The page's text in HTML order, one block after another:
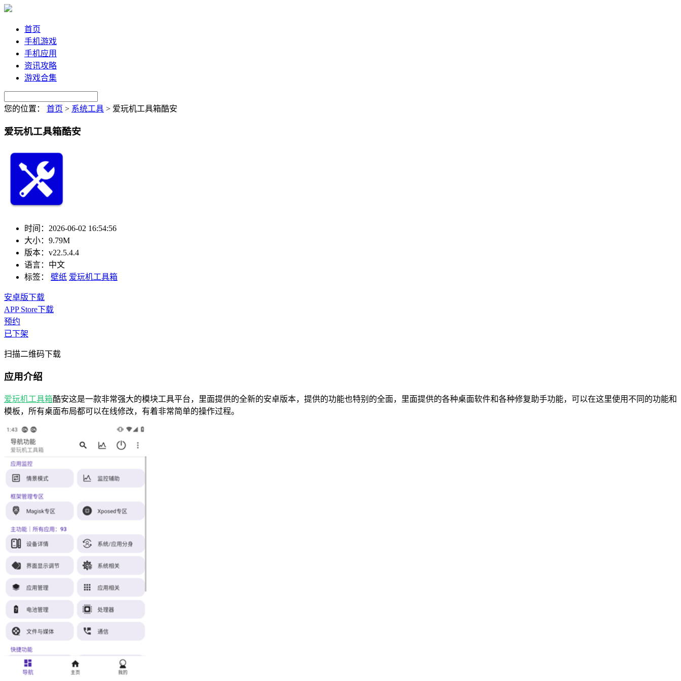
首页
手机游戏
手机应用
资讯攻略
游戏合集
您的位置： 首页 > 系统工具 > 爱玩机工具箱酷安
爱玩机工具箱酷安
时间： 2026-06-02 16:54:56
大小： 9.79M
版本： v22.5.4.4
语言： 中文
标签：
壁纸 爱玩机工具箱
安卓版下载
APP Store下载
预约
已下架
扫描二维码下载
应用介绍
爱玩机工具箱酷安这是一款非常强大的模块工具平台，里面提供的全新的安卓版本，提供的功能也特别的全面，里面提供的各种桌面软件和各种修复助手功能，可以在这里使用不同的功能和
模板，所有桌面布局都可以在线修改，有着非常简单的操作过程。